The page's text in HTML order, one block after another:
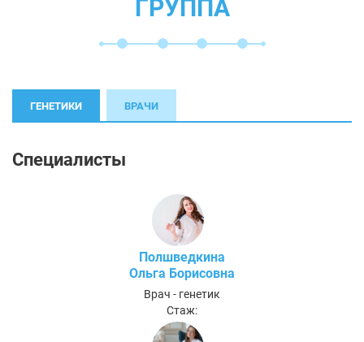
ГРУППА
ГЕНЕТИКИ ВРАЧИ
Специалисты
Полшведкина
Ольга Борисовна
Врач - генетик
Стаж: